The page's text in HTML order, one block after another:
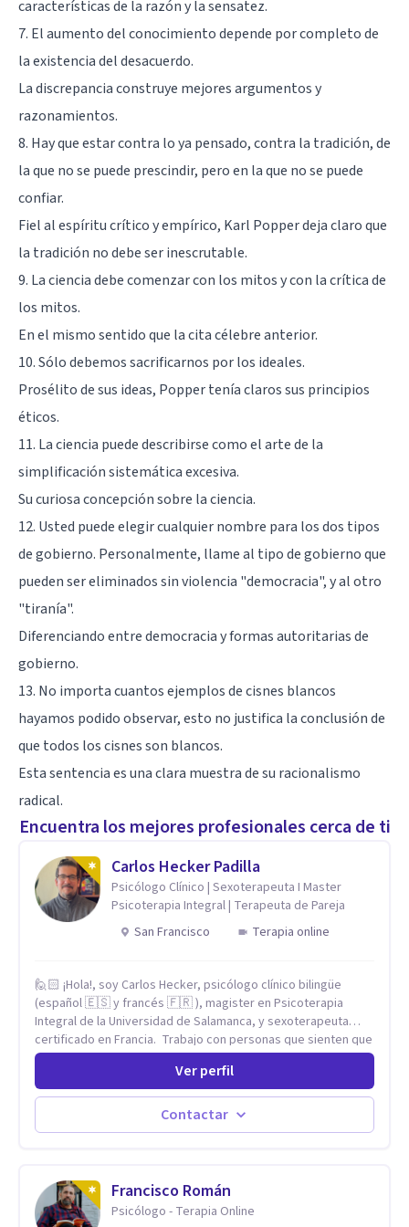
características de la razón y la sensatez.
7. El aumento del conocimiento depende por completo de
la existencia del desacuerdo.
La discrepancia construye mejores argumentos y
razonamientos.
8. Hay que estar contra lo ya pensado, contra la tradición, de
la que no se puede prescindir, pero en la que no se puede
confiar.
Fiel al espíritu crítico y empírico, Karl Popper deja claro que
la tradición no debe ser inescrutable.
9. La ciencia debe comenzar con los mitos y con la crítica de
los mitos.
En el mismo sentido que la cita célebre anterior.
10. Sólo debemos sacrificarnos por los ideales.
Prosélito de sus ideas, Popper tenía claros sus principios
éticos.
11. La ciencia puede describirse como el arte de la
simplificación sistemática excesiva.
Su curiosa concepción sobre la ciencia.
12. Usted puede elegir cualquier nombre para los dos tipos
de gobierno. Personalmente, llame al tipo de gobierno que
pueden ser eliminados sin violencia "democracia", y al otro
"tiranía".
Diferenciando entre democracia y formas autoritarias de
gobierno.
13. No importa cuantos ejemplos de cisnes blancos
hayamos podido observar, esto no justifica la conclusión de
que todos los cisnes son blancos.
Esta sentencia es una clara muestra de su racionalismo
radical.
Encuentra los mejores profesionales cerca de ti
Carlos Hecker Padilla
Psicólogo Clínico | Sexoterapeuta I Master
Psicoterapia Integral | Terapeuta de Pareja
San Francisco
Terapia online
🙋🏻 ¡Hola!, soy Carlos Hecker, psicólogo clínico bilingüe
(español 🇪🇸 y francés 🇫🇷 ), magister en Psicoterapia
Integral de la Universidad de Salamanca, y sexoterapeuta
certificado en Francia. Trabajo con personas que sienten que
algo en su vida dejó de calzar: ansiedad que se desborda,
tristeza que no se va, duelos que se alargan, relaciones que
repiten el mismo patrón o preguntas en torno a la sexualidad
y la identidad que necesitan un espacio seguro para ser
habladas. Mi orientación teórica integra una mirada
contigo, con las demás personas y con tu entorno. Además
de mi formación en psicoterapia, cuento con especialización
en sexoterapia, por lo que también acompaño temas de salud
Ver perfil
Contactar
Francisco Román
Psicólogo - Terapia Online